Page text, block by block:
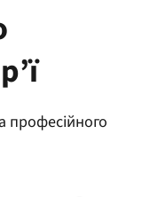
професійного